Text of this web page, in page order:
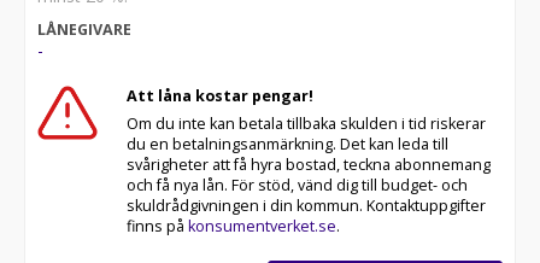
Auto, Backkamera, 360-kamera, Parkeringssensorer,
Rattvärme, Stolsvärme, Skinnklädsel, Elstolar,
Minnesstolar, Soft Close, LED-strålkastare, Matrix LED,
Luftfjädring, Fyrhjulsdriven SUV, Sommarhjul, Euro 6,
Premiumbil, Volkswagen SUV, Jeep, Dragkrok 3,5 ton,
3500kg drag , Draglast, Last , Dragbil , Drag bil , 3,5 ton ,
3.5ton, familjebil, Digital cockpit , Stor bil , Stor SUV ,
LÅNEGIVARE
-
Att låna kostar pengar!
Om du inte kan betala tillbaka skulden i tid riskerar
du en betalningsanmärkning. Det kan leda till
svårigheter att få hyra bostad, teckna abonnemang
och få nya lån. För stöd, vänd dig till budget- och
skuldrådgivningen i din kommun. Kontaktuppgifter
finns på konsumentverket.se.